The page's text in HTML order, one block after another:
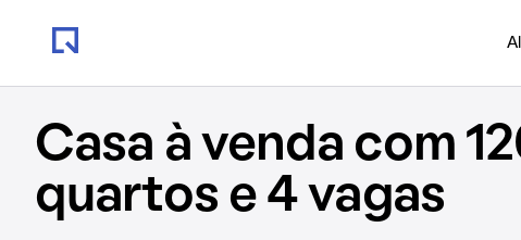
Casa à venda com
quartos e 4 vagas